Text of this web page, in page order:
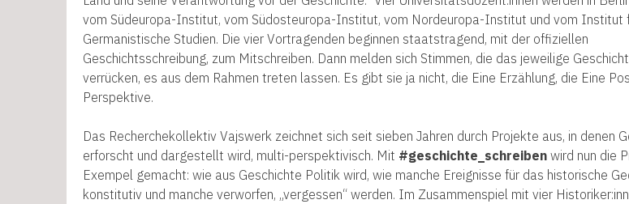
vom Südeuropa-Institut, vom Südosteuropa-Institut, vom Nordeuropa-Institut und vom Institut
Germanistische Studien. Die vier Vortragenden beginnen staatstragend, mit der offiziellen
Geschichtsschreibung, zum Mitschreiben. Dann melden sich Stimmen, die das jeweilige
verrücken, es aus dem Rahmen treten lassen. Es gibt sie ja nicht, die Eine Erzählung, die Eine
Perspektive.
Das Recherchekollektiv Vajswerk zeichnet sich seit sieben Jahren durch Projekte aus, in denen
erforscht und dargestellt wird, multi-perspektivisch. Mit #geschichte_schreiben wird nun die
Exempel gemacht: wie aus Geschichte Politik wird, wie manche Ereignisse für das historische
konstitutiv und manche verworfen, „vergessen“ werden. Im Zusammenspiel mit vier